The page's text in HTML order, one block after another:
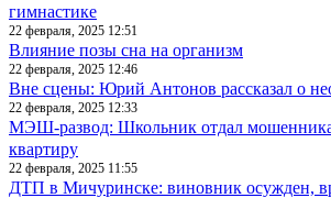
гимнастике
22 февраля, 2025 12:51
Влияние позы сна на организм
22 февраля, 2025 12:46
Вне сцены: Юрий Антонов рассказал о
22 февраля, 2025 12:33
МЭШ-развод: Школьник отдал
квартиру
22 февраля, 2025 11:55
ДТП в Мичуринске: виновник осужден,